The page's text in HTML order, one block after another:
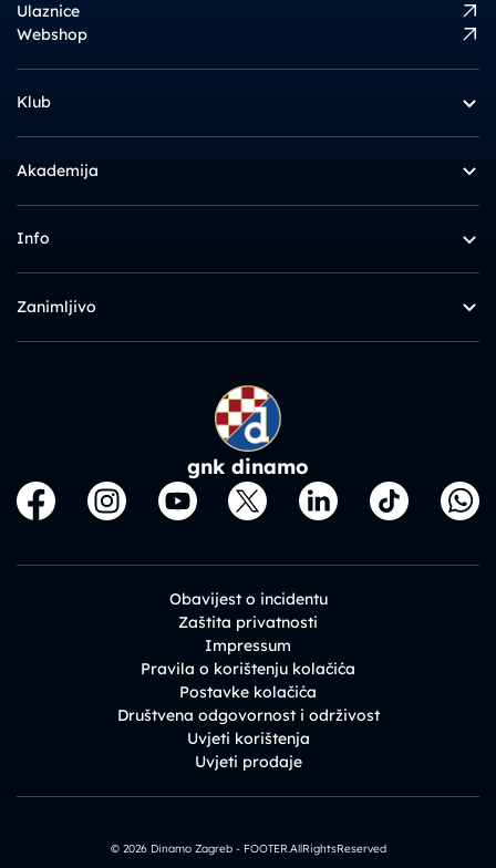
Ulaznice
Webshop
Klub
Akademija
Info
Zanimljivo
gnk dinamo
Obavijest o incidentu
Zaštita privatnosti
Impressum
Pravila o korištenju kolačića
Postavke kolačića
Društvena odgovornost i održivost
Uvjeti korištenja
Uvjeti prodaje
© 2026 Dinamo Zagreb - FOOTER.AllRightsReserved